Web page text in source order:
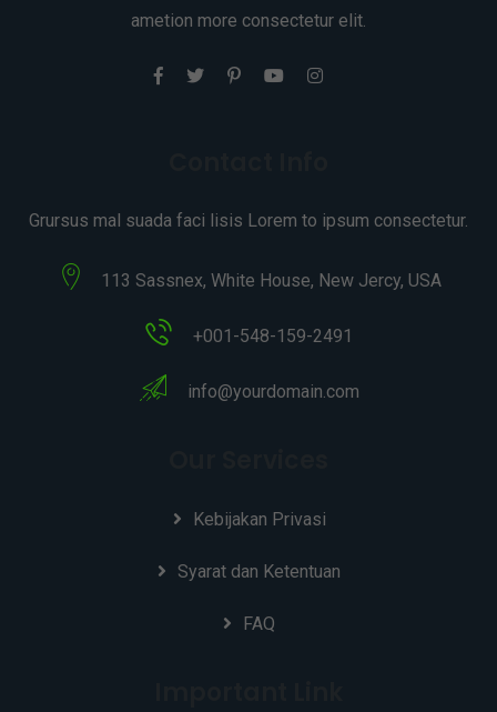
ametion more consectetur elit.
Grursus mal suada faci lisis Lorem to ipsum consectetur.
113 Sassnex, White House, New Jercy, USA
+001-548-159-2491
info@yourdomain.com
Kebijakan Privasi
Syarat dan Ketentuan
FAQ